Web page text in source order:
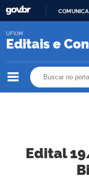
Editais e
UFVJM
Edital